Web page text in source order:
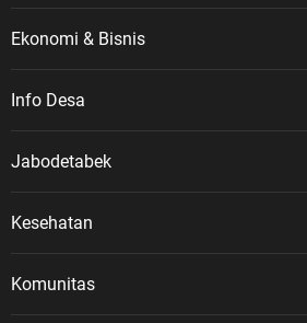
Ekonomi & Bisnis
Info Desa
Jabodetabek
Kesehatan
Komunitas